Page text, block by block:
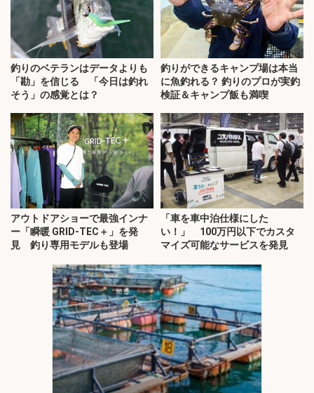
釣りのベテランはデータよりも
「勘」を信じる 「今日は釣れ
そう」の感覚とは？
釣りができるキャンプ場は本当
に魚釣れる？ 釣りのプロが実釣
検証＆キャンプ飯も満喫
アウトドアショーで最強インナ
ー「瞬暖 GRID-TEC＋」を発
見 釣り専用モデルも登場
「車を車中泊仕様にした
い！」 100万円以下でカスタ
マイズ可能なサービスを発見